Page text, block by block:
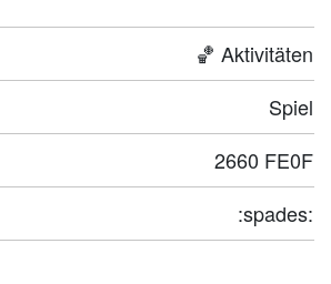
🏀 Aktivitäten
Spiel
2660 FE0F
:spades: